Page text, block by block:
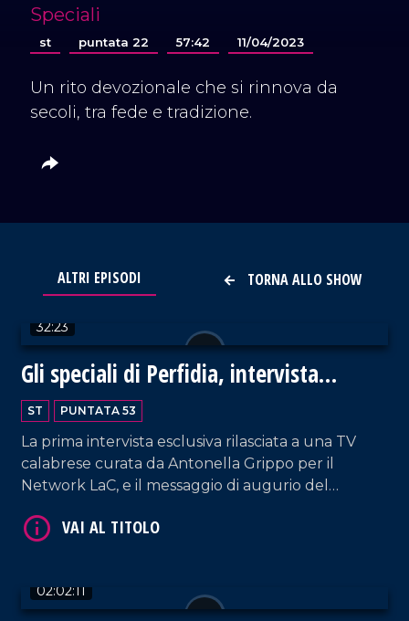
Speciali
st puntata 22 57:42 11/04/2023
Un rito devozionale che si rinnova da
secoli, tra fede e tradizione.
TORNA ALLO SHOW
ALTRI EPISODI
32:23
Gli speciali di Perfidia, intervista
Berlusconi
ST PUNTATA 53
La prima intervista esclusiva rilasciata a una TV
calabrese curata da Antonella Grippo per il
Network LaC, e il messaggio di augurio del
02:02:11